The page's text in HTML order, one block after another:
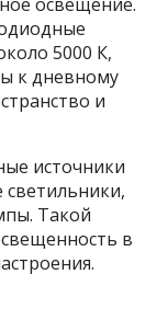
5000 К,
к дневному
и
источники
светильники,
Такой
в